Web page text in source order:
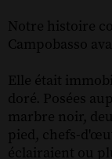
Notre histoire
Campobasso
Elle était
doré. Posées
marbre noir,
pied, chefs-
éclairaient ou